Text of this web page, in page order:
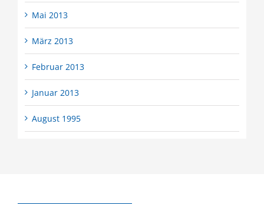
Mai 2013
März 2013
Februar 2013
Januar 2013
August 1995